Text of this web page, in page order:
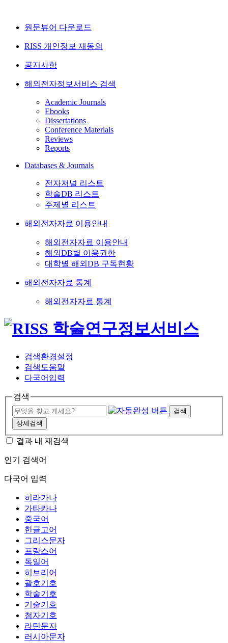
원문뷰어 다운로드
RISS 개인정보 재동의
공지사항
해외전자정보서비스 검색
Academic Journals
Ebooks
Dissertations
Conference Materials
Reviews
Reports
Databases & Journals
전자저널 리스트
학술DB 리스트
주제별 리스트
해외전자자료 이용안내
해외전자자료 이용안내
해외DB별 이용권한
대학별 해외DB 구독현황
해외전자자료 통계
해외전자자료 통계
검색환경설정
검색도움말
다국어입력
검색
검색
상세검색
결과 내 재검색
인기 검색어
다국어 입력
히라가나
가타카나
중국어
한글고어
그리스문자
프랑스어
독일어
히브리어
괄호기호
학술기호
기술기호
첨자기호
라틴문자
러시아문자